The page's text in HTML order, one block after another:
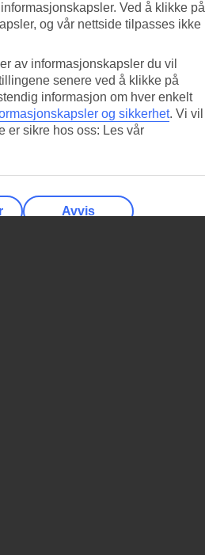
Ved å klikke på
og vår nettside tilpasses ikke
av informasjonskapsler du vil
senere ved å klikke på
informasjon om hver enkelt
og sikkerhet. Vi vil
er sikre hos oss: Les vår
Avvis